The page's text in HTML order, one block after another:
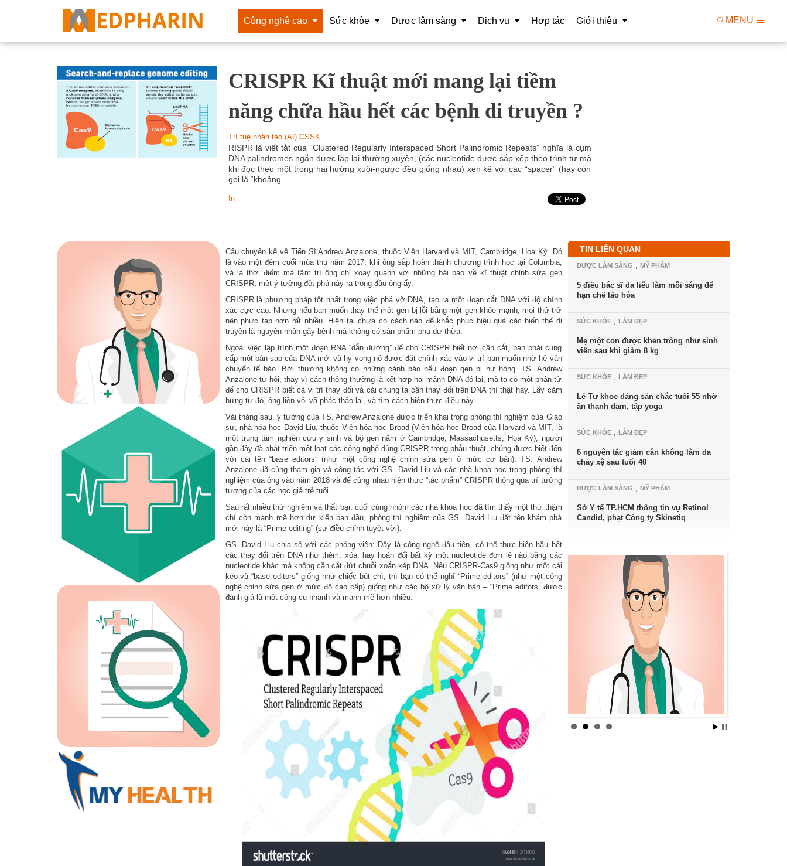
Công nghệ cao
Dữ liệu lớn
Công nghệ nano
Thiết bị chuẩn đoán CNC
Tự động hóa CSSK
Thực tế ảo và hỗn hợp tăng cường
Sức khỏe
Hóa trị liệu
Liệu pháp miễn dịch
Cảm biến sinh học
Làm đẹp
Dược lâm sàng
Dược sĩ
Dịch vụ
Tổ chức sự kiện
Chuyển giao công nghệ
Thông tin và xử lý dữ liệu
Hợp tác Giới thiệu
Con người
MENU
CRISPR Kĩ thuật mới mang lại tiềm
năng chữa hầu hết các bệnh di truyền ?
Trí tuệ nhân tạo (AI) CSSK
RISPR là viết tắt của “Clustered Regularly Interspaced Short Palindromic Repeats” nghĩa là cụm
DNA palindromes ngắn được lặp lại thường xuyên, (các nucleotide được sắp xếp theo trình tự mà
khi đọc theo một trong hai hướng xuôi-ngược đều giống nhau) xen kẽ với các “spacer” (hay còn
gọi là “khoảng ...
In
Câu chuyện kể về Tiến Sĩ Andrew Anzalone, thuộc Viện Harvard và MIT, Cambridge, Hoa Kỳ. Đó
là vào một đêm cuối mùa thu năm 2017, khi ông sắp hoàn thành chương trình học tại Columbia,
và là thời điểm mà tâm trí ông chỉ xoay quanh với những bài báo về kĩ thuật chỉnh sửa gen
CRISPR, một ý tưởng đột phá nảy ra trong đầu ông ấy.
CRISPR là phương pháp tốt nhất trong việc phá vỡ DNA, tạo ra một đoạn cắt DNA với độ chính
xác cực cao. Nhưng nếu bạn muốn thay thế một gen bị lỗi bằng một gen khỏe mạnh, mọi thứ trở
nên phức tạp hơn rất nhiều. Hiện tại chưa có cách nào để khắc phục hiệu quả các biến thể di
truyền là nguyên nhân gây bệnh mà không có sản phẩm phụ dư thừa.
Ngoài việc lập trình một đoạn RNA “dẫn đường” để cho CRISPR biết nơi cần cắt, bạn phải cung
cấp một bản sao của DNA mới và hy vọng nó được đặt chính xác vào vị trí bạn muốn nhờ hệ vận
chuyển tế bào. Bởi thường không có những cảnh báo nếu đoạn gen bị hư hỏng. TS. Andrew
Anzalone tự hỏi, thay vì cách thông thường là kết hợp hai mảnh DNA đó lại, mà ta có một phân tử
để cho CRISPR biết cả vị trí thay đổi và cái chúng ta cần thay đổi trên DNA thì thật hay. Lấy cảm
hứng từ đó, ông liền vội vã phác thảo lại, và tìm cách hiện thực điều này.
Vài tháng sau, ý tưởng của TS. Andrew Anzalone được triển khai trong phòng thí nghiệm của Giáo
sư, nhà hóa học David Liu, thuộc Viện hóa học Broad (Viện hóa học Broad của Harvard và MIT, là
một trung tâm nghiên cứu y sinh và bộ gen nằm ở Cambridge, Massachusetts, Hoa Kỳ), người
gần đây đã phát triển một loạt các công nghệ dùng CRISPR trong phẫu thuật, chúng được biết đến
với cái tên “base editors” (như một công nghệ chỉnh sửa gen ở mức cơ bản). TS. Andrew
Anzalone đã cùng tham gia và cộng tác với GS. David Liu và các nhà khoa học trong phòng thí
nghiệm của ông vào năm 2018 và để cùng nhau hiện thực “tác phẩm” CRISPR thông qua trí tưởng
tượng của các học giả trẻ tuổi.
Sau rất nhiều thử nghiệm và thất bại, cuối cùng nhóm các nhà khoa học đã tìm thấy một thứ thậm
chí còn mạnh mẽ hơn dự kiến ban đầu, phòng thí nghiệm của GS. David Liu đặt tên khám phá
mới này là “Prime editing” (sự điều chỉnh tuyệt vời).
GS. David Liu chia sẻ với các phóng viên: Đây là công nghệ đầu tiên, có thể thực hiện hầu hết
các thay đổi trên DNA như thêm, xóa, hay hoán đổi bất kỳ một nucleotide đơn lẻ nào bằng các
nucleotide khác mà không cần cắt đứt chuỗi xoắn kép DNA. Nếu CRISPR-Cas9 giống như một cái
kéo và “base editors” giống như chiếc bút chì, thì bạn có thể nghĩ “Prime editors” (như một công
nghệ chỉnh sửa gen ở mức độ cao cấp) giống như các bộ xử lý văn bản – “Prime editors” được
đánh giá là một công cụ nhanh và mạnh mẽ hơn nhiều.
TIN LIÊN QUAN
DƯỢC LÂM SÀNG , MỸ PHẨM
5 điều bác sĩ da liễu làm mỗi sáng để
hạn chế lão hóa
SỨC KHỎE, LÀM ĐẸP
Mẹ một con được khen trông như sinh
viên sau khi giảm 8 kg
SỨC KHỎE, LÀM ĐẸP
Lê Tư khoe dáng săn chắc tuổi 55 nhờ
ăn thanh đạm, tập yoga
SỨC KHỎE, LÀM ĐẸP
6 nguyên tắc giảm cân không làm da
chảy xệ sau tuổi 40
DƯỢC LÂM SÀNG , MỸ PHẨM
Sở Y tế TP.HCM thông tin vụ Retinol
Candid, phạt Công ty Skinetiq